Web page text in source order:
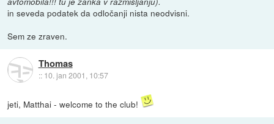
in seveda podatek da odločanji nista neodvisni.
Sem ze zraven.
Thomas
:: 10. jan 2001, 10:57
jeti, Matthai - welcome to the club!